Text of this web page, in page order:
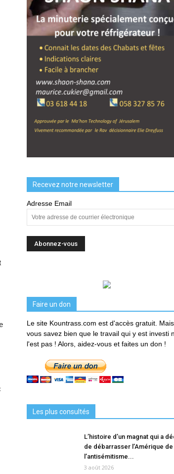
Recevez notre newsletter
Adresse Email
Faire un don
Le site Kountrass.com est d'accès gratuit. Mais
vous savez bien que le travail qui y est investi
l'est pas ! Alors, aidez-vous et faites un don !
Les plus consultés
L’histoire d’un magnat qui a
de débarrasser l’Amérique de
l’antisémitisme...
3 août 2026